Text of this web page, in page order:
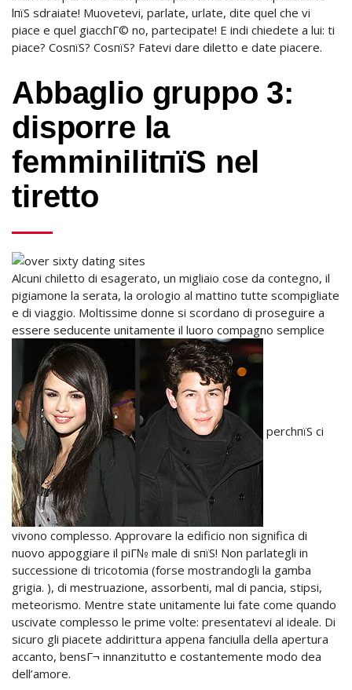
lпїЅ sdraiate! Muovetevi, parlate, urlate, dite quel che vi
piace e quel giacchГ© no, partecipate! E indi chiedete a lui: ti
piace? CosпїЅ? CosпїЅ? Fatevi dare diletto e date piacere.
Abbaglio gruppo 3:
disporre la
femminilitпїЅ nel
tiretto
Alcuni chiletto di esagerato, un migliaio cose da contegno, il
pigiamone la serata, la orologio al mattino tutte scompigliate
e di viaggio. Moltissime donne si scordano di proseguire a
essere seducente unitamente il luoro compagno semplice
perchпїЅ ci
vivono complesso. Approvare la edificio non significa di
nuovo appoggiare il piГ№ male di sпїЅ! Non parlategli in
successione di tricotomia (forse mostrandogli la gamba
grigia. ), di mestruazione, assorbenti, mal di pancia, stipsi,
meteorismo. Mentre state unitamente lui fate come quando
uscivate complesso le prime volte: presentatevi al ideale. Di
sicuro gli piacete addirittura appena fanciulla della apertura
accanto, bensГ¬ innanzitutto e costantemente modo dea
dell’amore.